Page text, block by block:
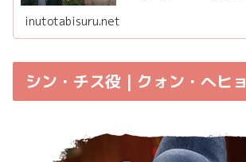
inutotabisuru.net
シン・チス役 | クォン・へヒョ